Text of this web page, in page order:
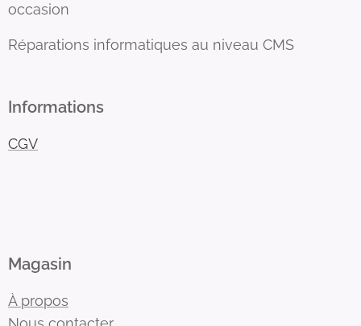
occasion
Réparations informatiques au niveau CMS
Informations
CGV
Magasin
À propos